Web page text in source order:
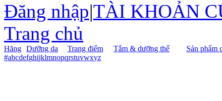
Đăng nhập|TÀI KHOẢN
Trang chủ
Hãng Dưỡng da Trang điểm Tắm & dưỡng thể
Sản phẩm
#abcdefghijklmnopqrstuvwxyz